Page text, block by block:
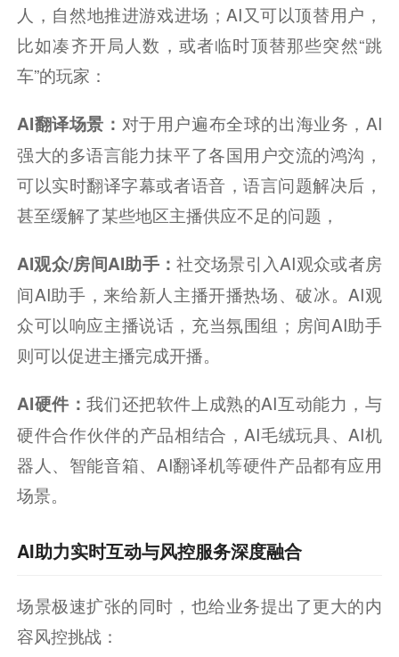
人，自然地推进游戏进场；AI又可以顶替用户，
比如凑齐开局人数，或者临时顶替那些突然“跳
车”的玩家：
AI翻译场景： 对于用户遍布全球的出海业务，AI
强大的多语言能力抹平了各国用户交流的鸿沟，
可以实时翻译字幕或者语音，语言问题解决后，
甚至缓解了某些地区主播供应不足的问题，
AI观众/房间AI助手：社交场景引入AI观众或者房
间AI助手，来给新人主播开播热场、破冰。AI观
众可以响应主播说话，充当氛围组；房间AI助手
则可以促进主播完成开播。
AI硬件：我们还把软件上成熟的AI互动能力，与
硬件合作伙伴的产品相结合，AI毛绒玩具、AI机
器人、智能音箱、AI翻译机等硬件产品都有应用
场景。
AI助力实时互动与风控服务深度融合
场景极速扩张的同时，也给业务提出了更大的内
容风控挑战：